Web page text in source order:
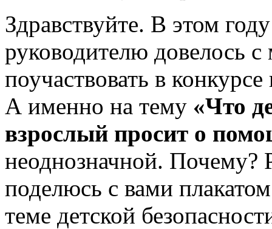
Здравствуйте. В этом
руководителю довелось
поучаствовать в
А именно на тему «Что
взрослый просит о
неоднозначной. Почему?
поделюсь с вами
теме детской